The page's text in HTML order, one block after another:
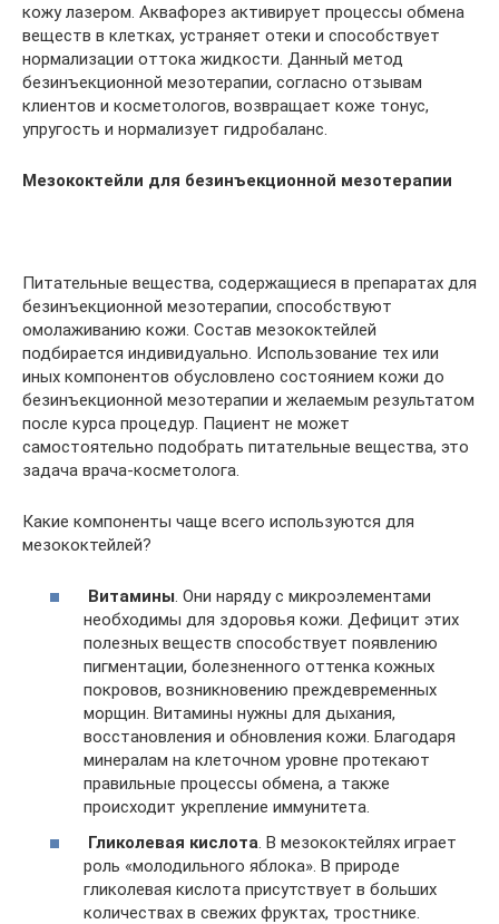
кожу лазером. Аквафорез активирует процессы обмена
веществ в клетках, устраняет отеки и способствует
нормализации оттока жидкости. Данный метод
безинъекционной мезотерапии, согласно отзывам
клиентов и косметологов, возвращает коже тонус,
упругость и нормализует гидробаланс.
Мезококтейли для безинъекционной мезотерапии
Питательные вещества, содержащиеся в препаратах для
безинъекционной мезотерапии, способствуют
омолаживанию кожи. Состав мезококтейлей
подбирается индивидуально. Использование тех или
иных компонентов обусловлено состоянием кожи до
безинъекционной мезотерапии и желаемым результатом
после курса процедур. Пациент не может
самостоятельно подобрать питательные вещества, это
задача врача-косметолога.
Какие компоненты чаще всего используются для
мезококтейлей?
Витамины. Они наряду с микроэлементами
необходимы для здоровья кожи. Дефицит этих
полезных веществ способствует появлению
пигментации, болезненного оттенка кожных
покровов, возникновению преждевременных
морщин. Витамины нужны для дыхания,
восстановления и обновления кожи. Благодаря
минералам на клеточном уровне протекают
правильные процессы обмена, а также
происходит укрепление иммунитета.
Гликолевая кислота . В мезококтейлях играет
роль «молодильного яблока». В природе
гликолевая кислота присутствует в больших
количествах в свежих фруктах, тростнике.